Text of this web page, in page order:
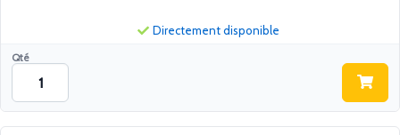
Qté
Directement disponible